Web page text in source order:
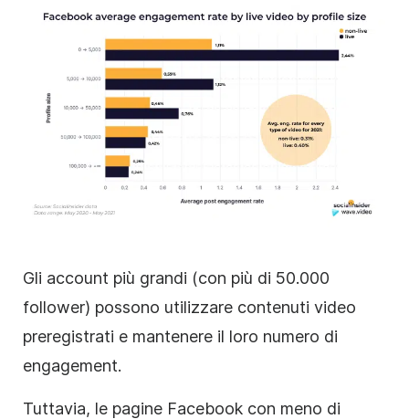
Gli account più grandi (con più di 50.000
follower) possono utilizzare contenuti video
preregistrati e mantenere il loro numero di
engagement.
Tuttavia, le pagine Facebook con meno di